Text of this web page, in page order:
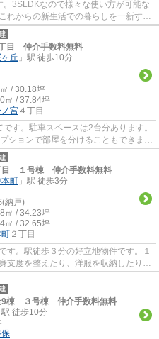
3SLDKなので様々な使い方が可能な
れからの新生活での暮らしを一新する
うか。不...
目 仲介手数料無料
丘 」駅 徒歩10分
/ 30.18坪
㎡ / 37.84坪
宮 ４丁目
す。駐車スペースは2台分あります。
ションで部屋を分けることもできま
も充実して...
目 １号棟 仲介手数料無料
本町 」駅 徒歩3分
納戸)
㎡ / 34.23坪
㎡ / 32.65坪
２丁目
す。駅徒歩３分の好立地物件です。１
支度を整えたり、洋服を収納したりで
２４帖で...
棟 ３号棟 仲介手数料無料
駅 徒歩10分